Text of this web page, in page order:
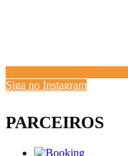
Siga no Instagram
PARCEIROS